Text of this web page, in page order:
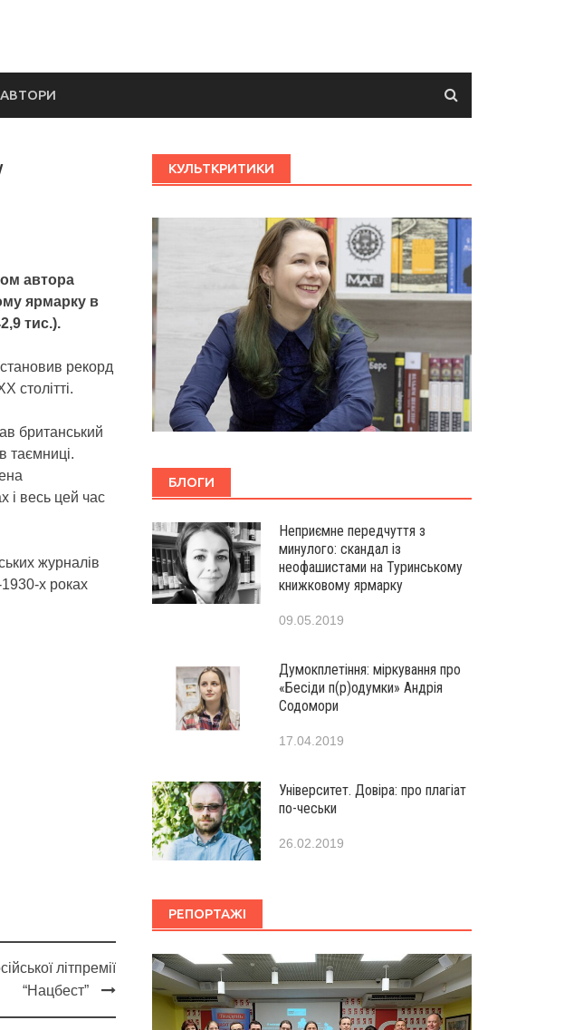
АВТОРИ
автора
ярмарку в
тис.).
рекорд
столітті.
британський
таємниці.
і весь цей час
журналів
х роках
літпремії
“Нацбест”
КУЛЬТКРИТИКИ
БЛОГИ
Неприємне передчуття з
минулого: скандал із
неофашистами на Туринському
книжковому ярмарку
09.05.2019
Думокплетіння: міркування про
«Бесіди п(р)одумки» Андрія
Содомори
17.04.2019
Університет. Довіра: про плагіат
по-чеськи
26.02.2019
РЕПОРТАЖІ